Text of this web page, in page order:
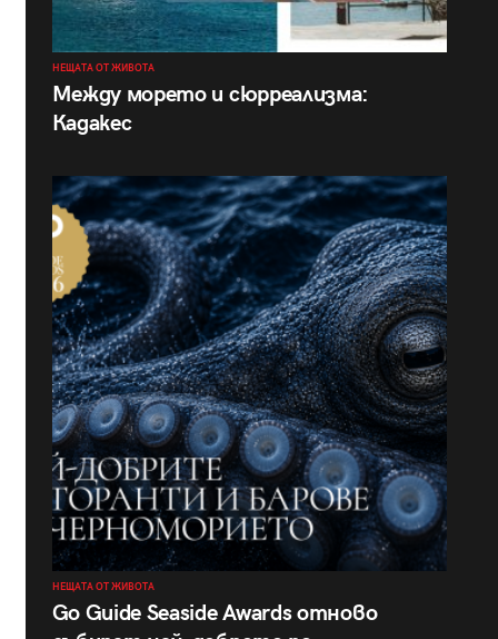
НЕЩАТА ОТ ЖИВОТА
Между морето и сюрреализма:
Кадакес
НЕЩАТА ОТ ЖИВОТА
Go Guide Seaside Awards отново